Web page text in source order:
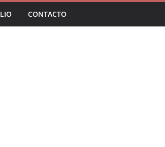
CONTACTO